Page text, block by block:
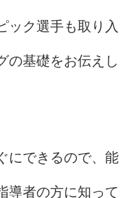
ック選手も取り入
の基礎をお伝えし
にできるので、能
導者の方に知って